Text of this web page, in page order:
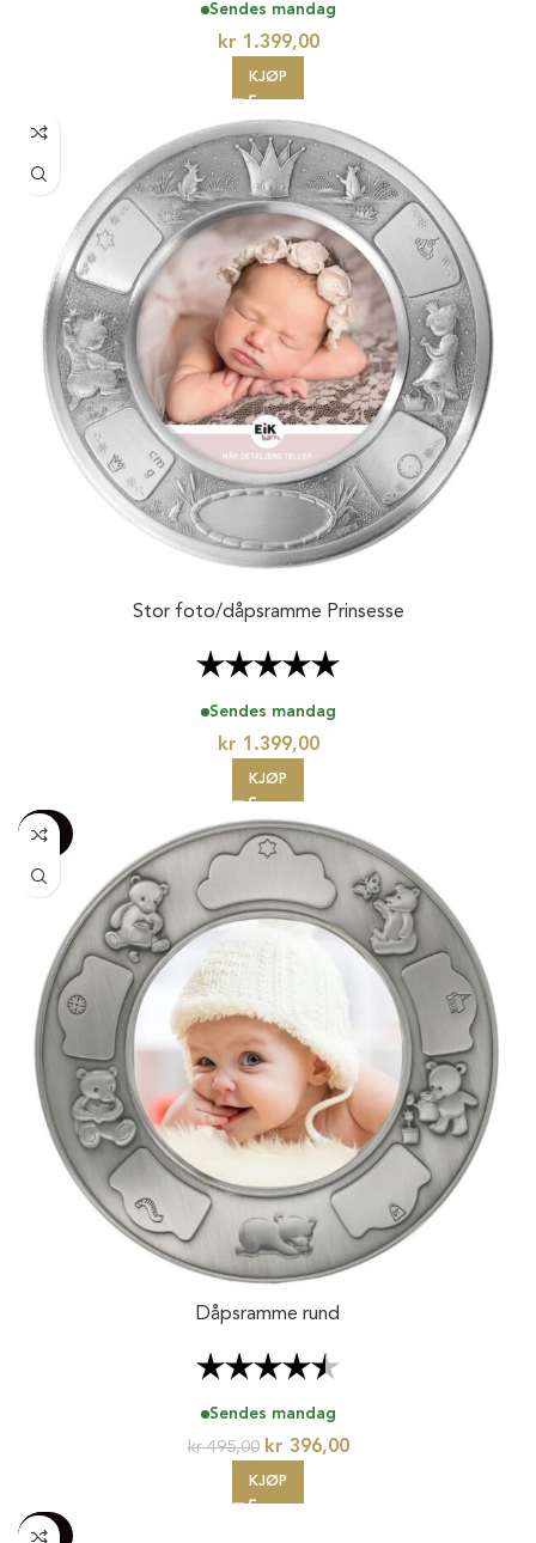
Sendes mandag
kr 1.399,00
KJØP
Stor foto/dåpsramme Prinsesse
Karakter:
Sendes mandag
kr 1.399,00
KJØP
-100%
20%
Dåpsramme rund
Karakter:
Sendes mandag
kr495,00 kr 396,00
KJØP
-100%
20%